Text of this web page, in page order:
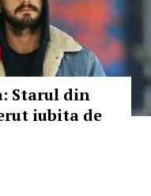
Starul din
iubita de